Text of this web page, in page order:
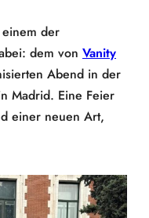
der
dem von Vanity
Abend in der
Madrid. Eine Feier
einer neuen Art,